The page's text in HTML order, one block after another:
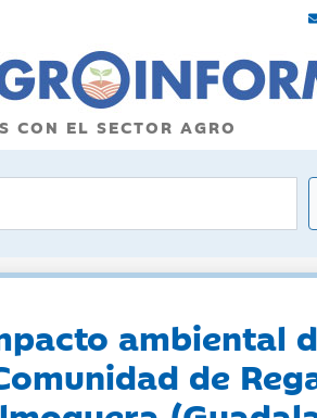
CON EL SECTOR AGRO
ambiental
de